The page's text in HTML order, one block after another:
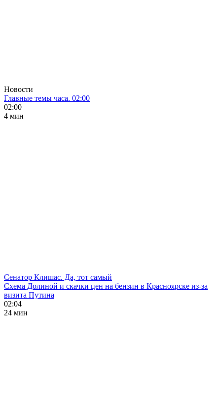
Новости
Главные темы часа. 02:00
02:00
4 мин
Сенатор Клишас. Да, тот самый
Схема Долиной и скачки цен на бензин в Красноярске из-за
визита Путина
02:04
24 мин